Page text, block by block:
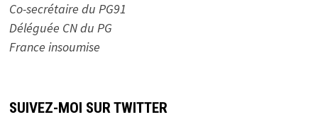
Co-secrétaire du PG91
Déléguée CN du PG
France insoumise
SUIVEZ-MOI SUR TWITTER